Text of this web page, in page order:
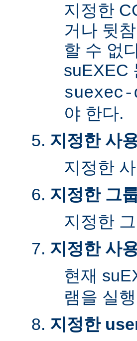
지정한
거나 뒷
할 수 없
suEXEC
야 한다.
지정한 사
지정한
지정한 그
지정한
지정한 사
현재
램을 실
지정한